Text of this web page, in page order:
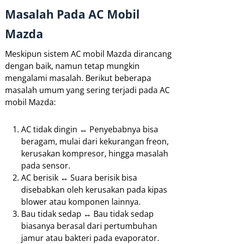
Masalah Pada AC Mobil
Mazda
Meskipun sistem AC mobil Mazda dirancang
dengan baik, namun tetap mungkin
mengalami masalah. Berikut beberapa
masalah umum yang sering terjadi pada AC
mobil Mazda:
AC tidak dingin ↔ Penyebabnya bisa
beragam, mulai dari kekurangan freon,
kerusakan kompresor, hingga masalah
pada sensor.
AC berisik ↔ Suara berisik bisa
disebabkan oleh kerusakan pada kipas
blower atau komponen lainnya.
Bau tidak sedap ↔ Bau tidak sedap
biasanya berasal dari pertumbuhan
jamur atau bakteri pada evaporator.